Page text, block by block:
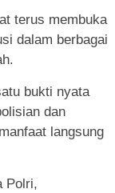
terus membuka
dalam berbagai
bukti nyata
dan
langsung
Polri,